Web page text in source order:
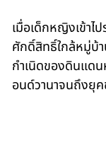
เมื่อเด็กหญิงเข้า
ศักดิ์สิทธิ์ใกล้หมู่บ้
กำเนิดของดินแด
อนด์วานาจนถึงยุ